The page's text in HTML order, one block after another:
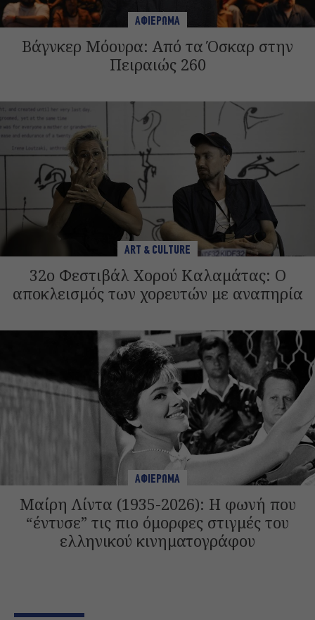
ΑΦΙΕΡΩΜΑ
Βάγνκερ Μόουρα: Από τα Όσκαρ στην
Πειραιώς 260
ART & CULTURE
32o Φεστιβάλ Χορού Καλαμάτας: O
αποκλεισμός των χορευτών με αναπηρία
ΑΦΙΕΡΩΜΑ
Μαίρη Λίντα (1935-2026): Η φωνή που
“έντυσε” τις πιο όμορφες στιγμές του
ελληνικού κινηματογράφου